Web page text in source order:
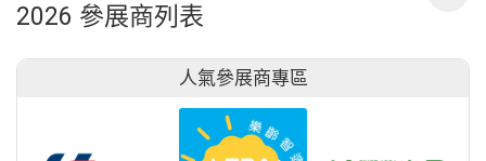
2026 參展商列表
人氣參展商專區